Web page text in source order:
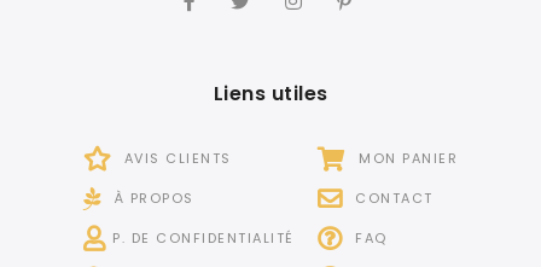
Liens utiles
AVIS CLIENTS
À PROPOS
P. DE CONFIDENTIALITÉ
MON PANIER
CONTACT
FAQ